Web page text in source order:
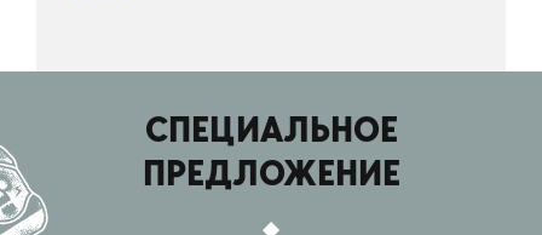
СПЕЦИАЛЬНОЕ
ПРЕДЛОЖЕНИЕ